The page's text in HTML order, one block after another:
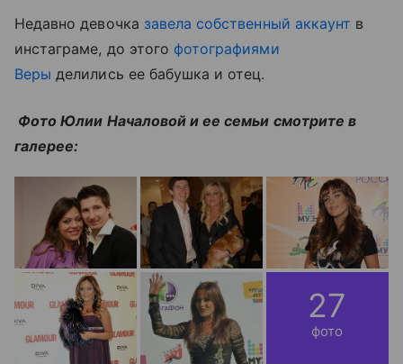
Недавно девочка завела собственный аккаунт в
инстаграме, до этого фотографиями
Веры делились ее бабушка и отец.
Фото Юлии Началовой и ее семьи смотрите в
галерее:
27
фото